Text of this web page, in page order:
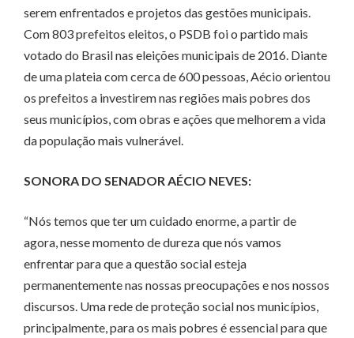
serem enfrentados e projetos das gestões municipais.
Com 803 prefeitos eleitos, o PSDB foi o partido mais
votado do Brasil nas eleições municipais de 2016. Diante
de uma plateia com cerca de 600 pessoas, Aécio orientou
os prefeitos a investirem nas regiões mais pobres dos
seus municípios, com obras e ações que melhorem a vida
da população mais vulnerável.
SONORA DO SENADOR AÉCIO NEVES:
“Nós temos que ter um cuidado enorme, a partir de
agora, nesse momento de dureza que nós vamos
enfrentar para que a questão social esteja
permanentemente nas nossas preocupações e nos nossos
discursos. Uma rede de proteção social nos municípios,
principalmente, para os mais pobres é essencial para que